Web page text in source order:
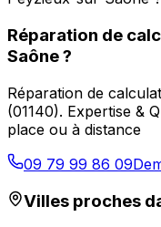
Réparation de
Saône?
Réparation de
(01140). Expertise &
place ou à distance
09 79 99 86 09
Villes proches